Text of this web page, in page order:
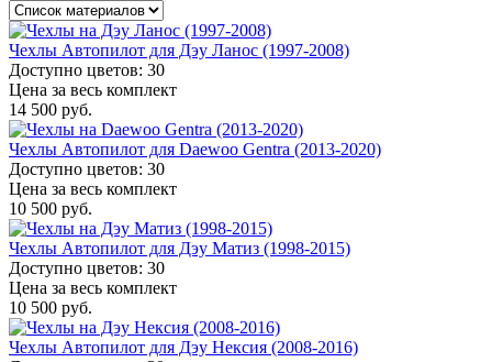
Чехлы Автопилот для Дэу Ланос (1997-2008)
Доступно цветов: 30
Цена за весь комплект
14 500 руб.
Чехлы Автопилот для Daewoo Gentra (2013-2020)
Доступно цветов: 30
Цена за весь комплект
10 500 руб.
Чехлы Автопилот для Дэу Матиз (1998-2015)
Доступно цветов: 30
Цена за весь комплект
10 500 руб.
Чехлы Автопилот для Дэу Нексия (2008-2016)